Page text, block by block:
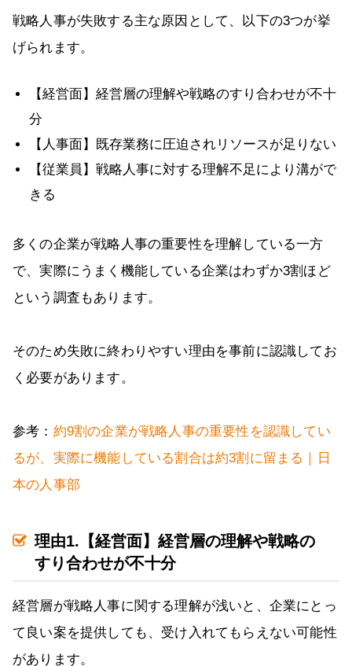
戦略人事が失敗する主な原因として、以下の3つが挙
げられます。
【経営面】経営層の理解や戦略のすり合わせが不十
分
【人事面】既存業務に圧迫されリソースが足りない
【従業員】戦略人事に対する理解不足により溝がで
きる
多くの企業が戦略人事の重要性を理解している一方
で、実際にうまく機能している企業はわずか3割ほど
という調査もあります。
そのため失敗に終わりやすい理由を事前に認識してお
く必要があります。
参考： 約9割の企業が戦略人事の重要性を認識してい
るが、実際に機能している割合は約3割に留まる｜日
本の人事部
理由1.【経営面】経営層の理解や戦略の
すり合わせが不十分
経営層が戦略人事に関する理解が浅いと、企業にとっ
て良い案を提供しても、受け入れてもらえない可能性
があります。